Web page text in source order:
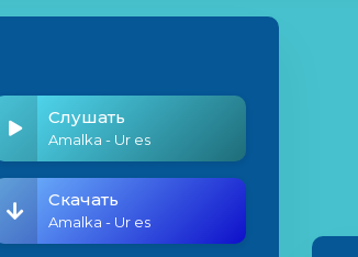
Слушать
Amalka - Ur es
Скачать
Amalka - Ur es